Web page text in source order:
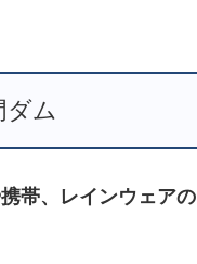
ダム
帯、レインウェアの